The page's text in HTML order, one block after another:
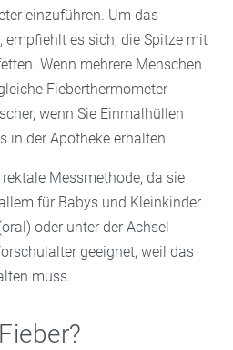
einzuführen. Um das
empfiehlt es sich, die Spitze mit
Wenn mehrere Menschen
Fieberthermometer
wenn Sie Einmalhüllen
in der Apotheke erhalten.
Messmethode, da sie
für Babys und Kleinkinder.
oder unter der Achsel
geeignet, weil das
muss.